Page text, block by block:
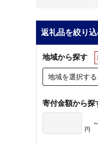
返礼品を絞り
地域から探す
地域を選択する
寄付金額から探
円
～